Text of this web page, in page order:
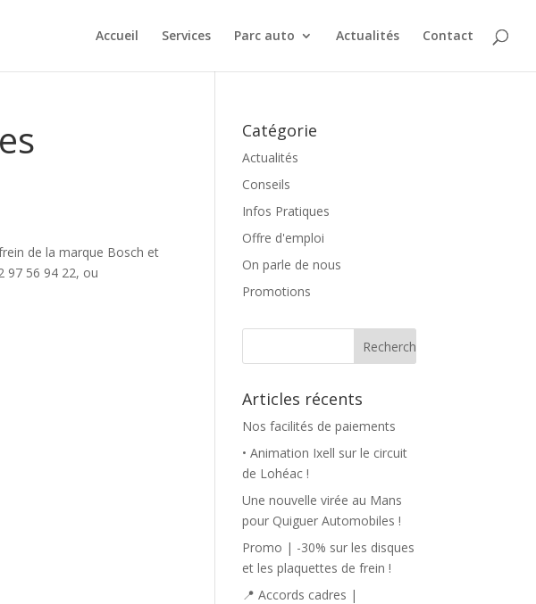
Accueil Services Parc auto Actualités Contact
de la marque Bosch et
97 56 94 22, ou
Catégorie
Actualités
Conseils
Infos Pratiques
Offre d'emploi
On parle de nous
Promotions
Articles récents
Nos facilités de paiements
• Animation Ixell sur le circuit
de Lohéac !
Une nouvelle virée au Mans
pour Quiguer Automobiles !
Promo | -30% sur les disques
et les plaquettes de frein !
📍 Accords cadres |